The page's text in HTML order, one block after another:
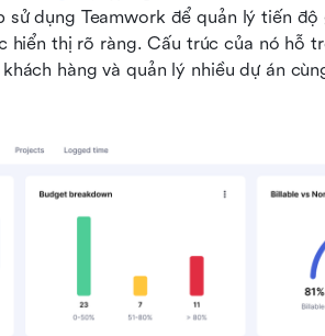
dụng Teamwork để quản lý tiến
hiển thị rõ ràng. Cấu trúc của nó hỗ
hàng và quản lý nhiều dự án